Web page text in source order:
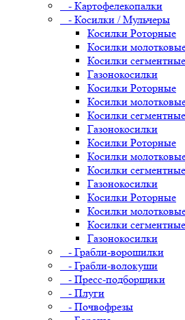
- Картофелекопалки
- Косилки / Мульчеры
Косилки Роторные
Косилки
Косилки сегментные
Газонокосилки
Косилки Роторные
Косилки
Косилки сегментные
Газонокосилки
Косилки Роторные
Косилки
Косилки сегментные
Газонокосилки
Косилки Роторные
Косилки
Косилки сегментные
Газонокосилки
- Грабли-ворошилки
- Грабли-волокуши
- Пресс-подборщики
- Плуги
- Почвофрезы